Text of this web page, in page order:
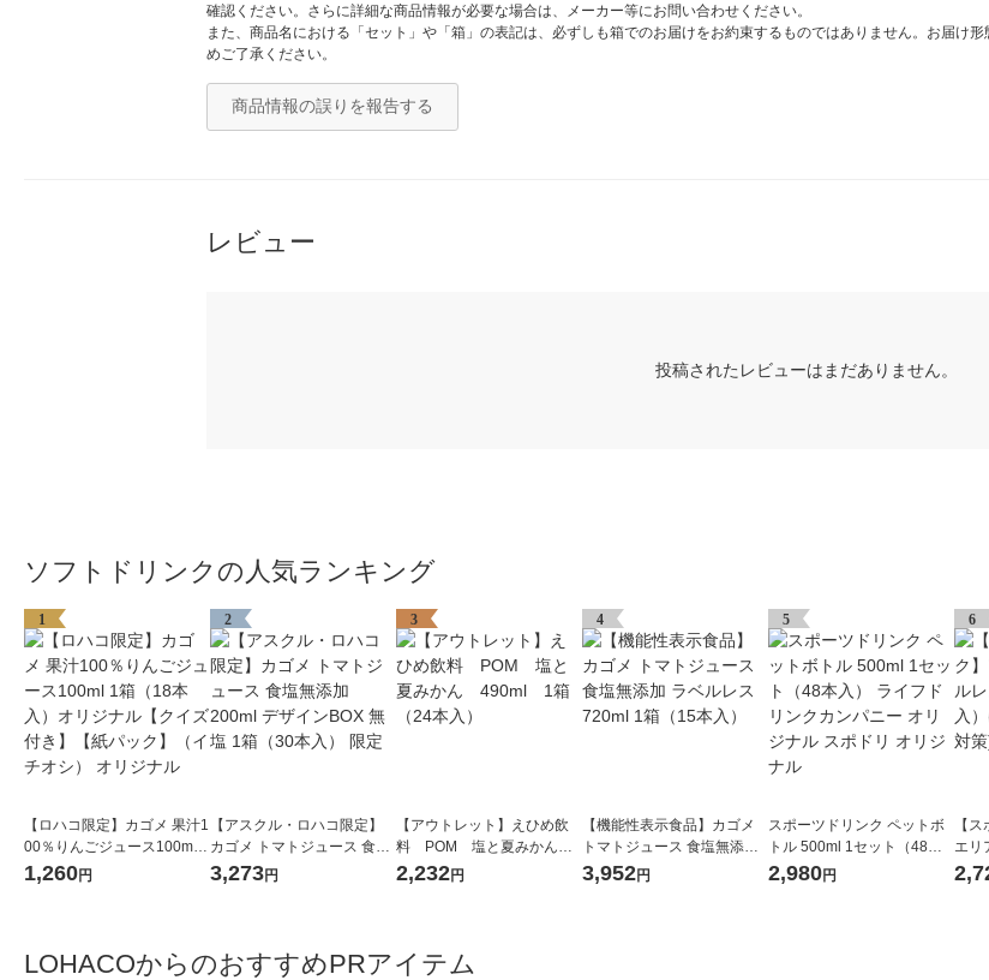
確認ください。さらに詳細な商品情報が必要な場合は、メーカー等にお問い合わせください。
また、商品名における「セット」や「箱」の表記は、必ずしも箱でのお届けをお約束するものではありません。お届け
めご了承ください。
商品情報の誤りを報告する
レビュー
投稿されたレビューはまだありません。
ソフトドリンクの人気ランキング
1
【ロハコ限定】カゴメ 果汁1
00％りんごジュース100ml 1
箱（18本入）オリジナル
1,260円
2
【アスクル・ロハコ限定】
カゴメ トマトジュース 食塩
無添加 200ml デザインBOX
3,273円
3
【アウトレット】えひめ飲
料 POM 塩と夏みかん 4
90ml 1箱（24本入）
2,232円
4
【機能性表示食品】カゴメ
トマトジュース 食塩無添加
ラベルレス 720ml 1箱（15
3,952円
5
スポーツドリンク ペットボ
トル 500ml 1セット（48本
入） ライフドリンクカンパ
2,980円
6
【
エリ
1箱
LOHACOからのおすすめPRアイテム